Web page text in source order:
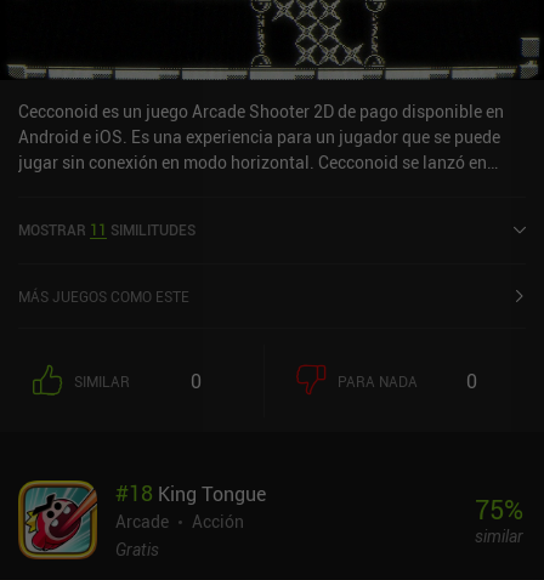
Cecconoid es un juego Arcade Shooter 2D de pago disponible en
Android e iOS. Es una experiencia para un jugador que se puede
jugar sin conexión en modo horizontal. Cecconoid se lanzó en
MOSTRAR 11 SIMILITUDES
MÁS JUEGOS COMO ESTE
SIMILAR 0 PARA NADA 0
#18 King Tongue
Arcade
Acción
Gratis
75%
similar